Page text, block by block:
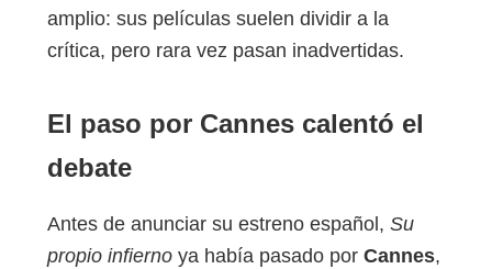
amplio: sus películas suelen dividir a la
crítica, pero rara vez pasan inadvertidas.
El paso por Cannes calentó el
debate
Antes de anunciar su estreno español, Su
propio infierno ya había pasado por Cannes,